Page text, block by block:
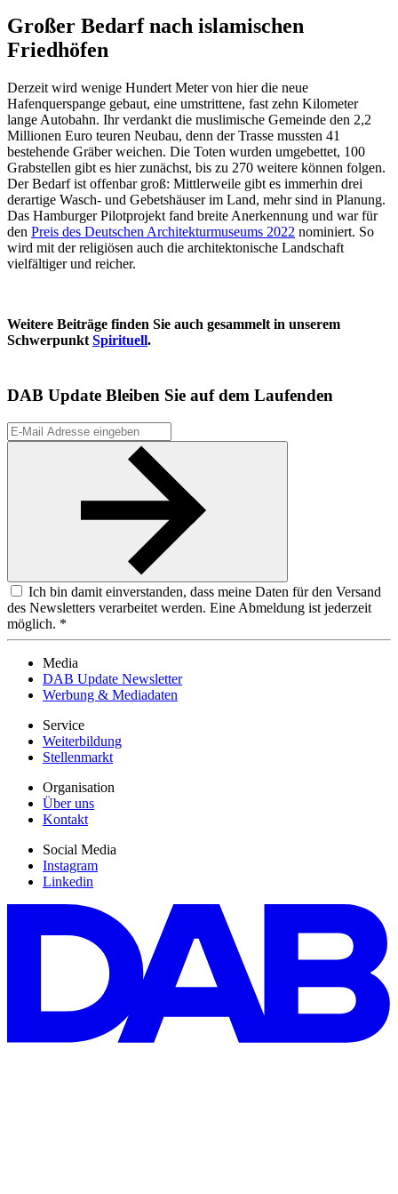
Großer Bedarf nach islamischen
Friedhöfen
Derzeit wird wenige Hundert Meter von hier die neue
Hafenquerspange gebaut, eine umstrittene, fast zehn Kilometer
lange Autobahn. Ihr verdankt die muslimische Gemeinde den 2,2
Millionen Euro teuren Neubau, denn der Trasse mussten 41
bestehende Gräber weichen. Die Toten wurden umgebettet, 100
Grabstellen gibt es hier zunächst, bis zu 270 weitere können folgen.
Der Bedarf ist offenbar groß: Mittlerweile gibt es immerhin drei
derartige Wasch- und Gebetshäuser im Land, mehr sind in Planung.
Das Hamburger Pilotprojekt fand breite Anerkennung und war für
den Preis des Deutschen Architekturmuseums 2022 nominiert. So
wird mit der religiösen auch die architektonische Landschaft
vielfältiger und reicher.
Weitere Beiträge finden Sie auch gesammelt in unserem
Schwerpunkt Spirituell.
DAB Update Bleiben Sie auf dem Laufenden
Ich bin damit einverstanden, dass meine Daten für den Versand
des Newsletters verarbeitet werden. Eine Abmeldung ist jederzeit
möglich. *
Media
DAB Update Newsletter
Werbung & Mediadaten
Service
Weiterbildung
Stellenmarkt
Organisation
Über uns
Kontakt
Social Media
Instagram
Linkedin